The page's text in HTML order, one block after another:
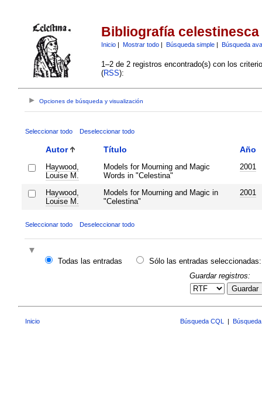
Bibliografía celestinesca
Inicio| Mostrar todo| Búsqueda simple| Búsqueda
1–2 de 2 registros encontrado(s) con los
(RSS):
Opciones de búsqueda y visualización
Seleccionar todo Deseleccionar todo
Autor Título Año
Haywood,
Louise M.
Models for Mourning and Magic
Words in "Celestina"
2001
Haywood,
Louise M.
Models for Mourning and Magic in
"Celestina"
2001
Seleccionar todo Deseleccionar todo
Todas las entradas
Sólo las entradas seleccionadas:
Guardar registros:
Guardar
Inicio Búsqueda CQL